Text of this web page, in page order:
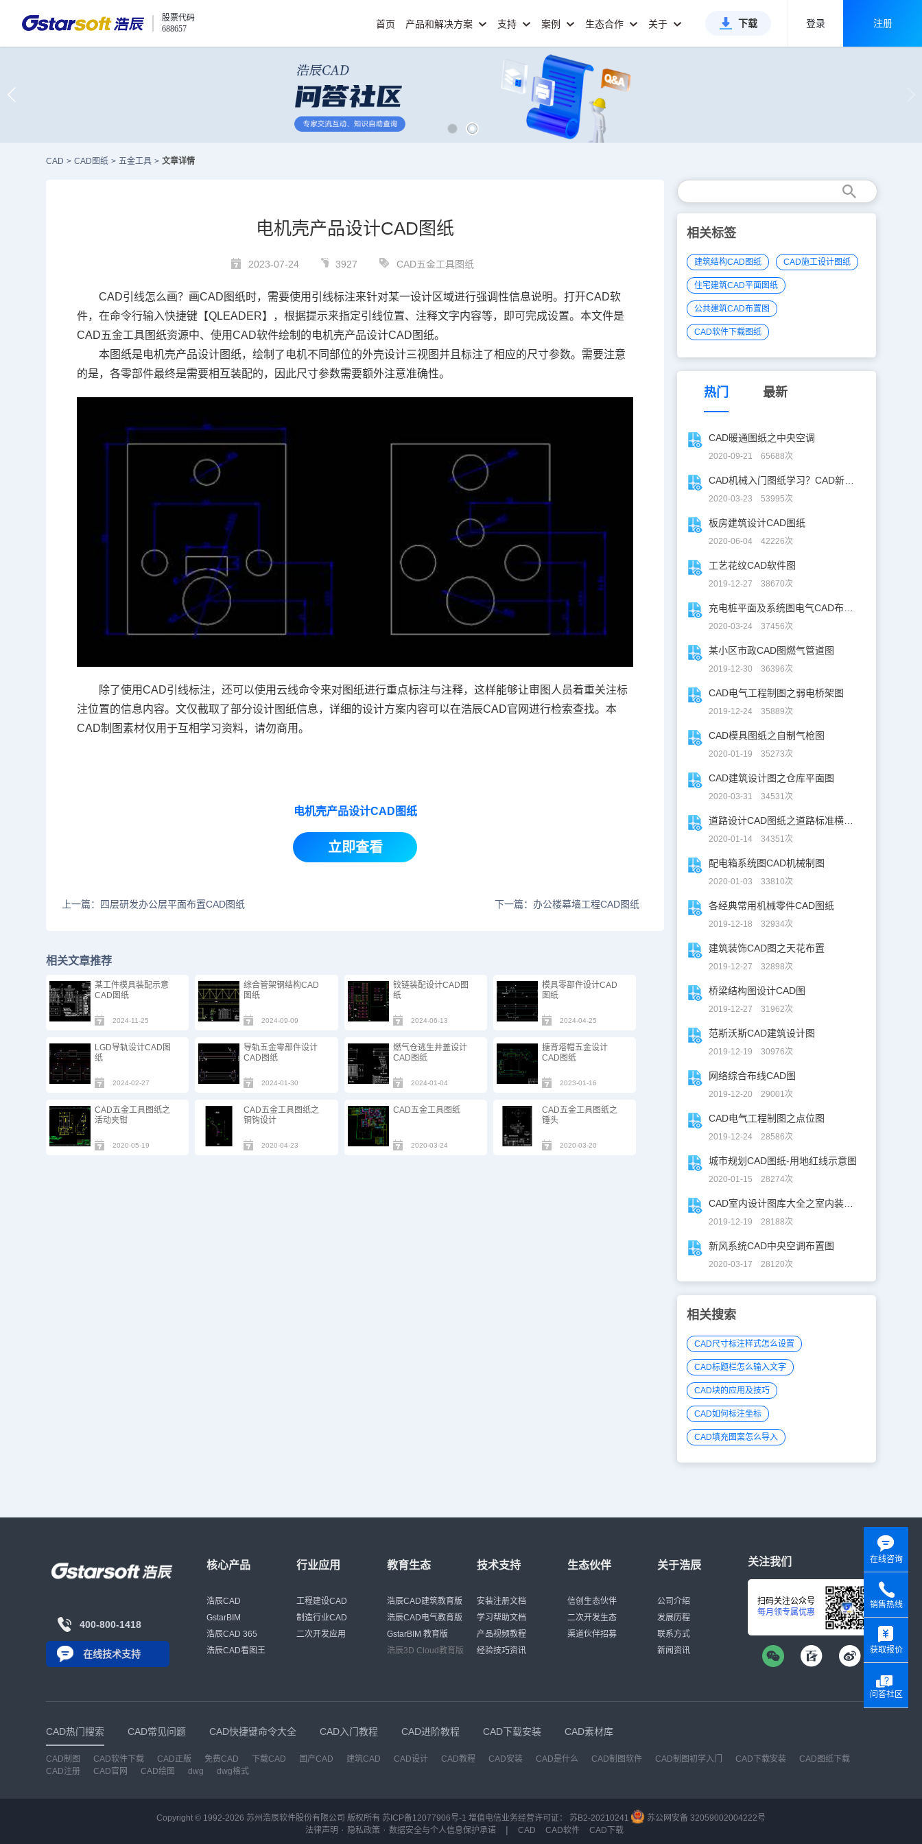
股票代码
688657
首页 产品和解决方案 支持 案例 生态合作 关于 下载 登录 注册
CAD > CAD图纸 > 五金工具 > 文章详情
电机壳产品设计CAD图纸
2023-07-24 3927 CAD五金工具图纸
CAD引线怎么画？画CAD图纸时，需要使用引线标注来针对某一设计区域进行强调性信息说明。打开CAD软
件，在命令行输入快捷键【QLEADER】，根据提示来指定引线位置、注释文字内容等，即可完成设置。本文件是
CAD五金工具图纸资源中、使用CAD软件绘制的电机壳产品设计CAD图纸。
本图纸是电机壳产品设计图纸，绘制了电机不同部位的外壳设计三视图并且标注了相应的尺寸参数。需要注意
的是，各零部件最终是需要相互装配的，因此尺寸参数需要额外注意准确性。
除了使用CAD引线标注，还可以使用云线命令来对图纸进行重点标注与注释，这样能够让审图人员着重关注标
注位置的信息内容。文仅截取了部分设计图纸信息，详细的设计方案内容可以在浩辰CAD官网进行检索查找。本
CAD制图素材仅用于互相学习资料，请勿商用。
电机壳产品设计CAD图纸
立即查看
上一篇：四层研发办公层平面布置CAD图纸 下一篇：办公楼幕墙工程CAD图纸
相关文章推荐
某工件模具装配示意
CAD图纸
2024-11-25
综合管架钢结构CAD
图纸
2024-09-09
铰链装配设计CAD图
纸
2024-06-13
模具零部件设计CAD
图纸
2024-04-25
LGD导轨设计CAD图
纸
2024-02-27
导轨五金零部件设计
CAD图纸
2024-01-30
燃气仓逃生井盖设计
CAD图纸
2024-01-04
搪背塔帽五金设计
CAD图纸
2023-01-16
CAD五金工具图纸之
活动夹钳
2020-05-19
CAD五金工具图纸之
铜钩设计
2020-04-23
CAD五金工具图纸
2020-03-24
CAD五金工具图纸之
锤头
2020-03-20
相关标签
建筑结构CAD图纸 CAD施工设计图纸
住宅建筑CAD平面图纸
公共建筑CAD布置图
CAD软件下载图纸
热门 最新
CAD暖通图纸之中央空调
2020-09-21 65688次
2020-03-23 53995次
板房建筑设计CAD图纸
2020-06-04 42226次
工艺花纹CAD软件图
2019-12-27 38670次
2020-03-24 37456次
某小区市政CAD图燃气管道图
2019-12-30 36396次
CAD电气工程制图之弱电桥架图
2019-12-24 35889次
CAD模具图纸之自制气枪图
2020-01-19 35273次
CAD建筑设计图之仓库平面图
2020-03-31 34531次
2020-01-14 34351次
配电箱系统图CAD机械制图
2020-01-03 33810次
各经典常用机械零件CAD图纸
2019-12-18 32934次
建筑装饰CAD图之天花布置
2019-12-27 32898次
桥梁结构图设计CAD图
2019-12-27 31962次
范斯沃斯CAD建筑设计图
2019-12-19 30976次
网络综合布线CAD图
2019-12-20 29001次
CAD电气工程制图之点位图
2019-12-24 28586次
城市规划CAD图纸-用地红线示意图
2020-01-15 28274次
2019-12-19 28188次
新风系统CAD中央空调布置图
2020-03-17 28120次
相关搜索
CAD尺寸标注样式怎么设置
CAD标题栏怎么输入文字
CAD块的应用及技巧
CAD如何标注坐标
CAD填充图案怎么导入
400-800-1418
在线技术支持
核心产品
浩辰CAD
GstarBIM
浩辰CAD 365
浩辰CAD看图王
行业应用
工程建设CAD
制造行业CAD
二次开发应用
教育生态
浩辰CAD建筑教育版
浩辰CAD电气教育版
GstarBIM 教育版
浩辰3D Cloud教育版
技术支持
安装注册文档
学习帮助文档
产品视频教程
经验技巧资讯
生态伙伴
信创生态伙伴
二次开发生态
渠道伙伴招募
关于浩辰
公司介绍
发展历程
联系方式
新闻资讯
关注我们
扫码关注公众号
每月领专属优惠
CAD热门搜索 CAD常见问题 CAD快捷键命令大全 CAD入门教程 CAD进阶教程 CAD下载安装 CAD素材库
CAD制图 CAD软件下载 CAD正版 免费CAD 下载CAD 国产CAD 建筑CAD CAD设计 CAD教程 CAD安装 CAD是什么 CAD制图软件 CAD制图初学入门 CAD下载安装
CAD图纸下载
CAD注册
CAD官网 CAD绘图 dwg dwg格式
Copyright © 1992-2026 苏州浩辰软件股份有限公司 版权所有 苏ICP备12077906号-1 增值电信业务经营许可证： 苏B2-20210241
苏公网安备 32059002004222号
法律声明 · 隐私政策 · 数据安全与个人信息保护承诺 | CAD CAD软件 CAD下载
在线咨询
销售热线
获取报价
问答社区